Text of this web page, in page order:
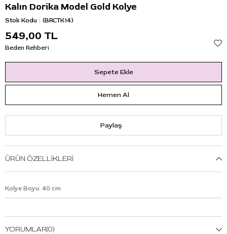
Kalın Dorika Model Gold Kolye
Stok Kodu (BRCTK14)
549,00 TL
Beden Rehberi
Paylaş
ÜRÜN ÖZELLIKLERI
Kolye Boyu: 40 cm
YORUMLAR(0)